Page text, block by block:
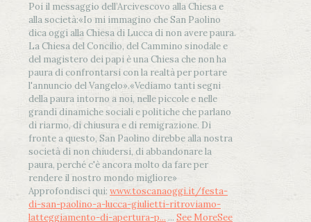
Poi il messaggio dell’Arcivescovo alla Chiesa e
alla società:«Io mi immagino che San Paolino
dica oggi alla Chiesa di Lucca di non avere paura.
La Chiesa del Concilio, del Cammino sinodale e
del magistero dei papi è una Chiesa che non ha
paura di confrontarsi con la realtà per portare
l'annuncio del Vangelo».«Vediamo tanti segni
della paura intorno a noi, nelle piccole e nelle
grandi dinamiche sociali e politiche che parlano
di riarmo, di chiusura e di remigrazione. Di
fronte a questo, San Paolino direbbe alla nostra
società di non chiudersi, di abbandonare la
paura, perché c'è ancora molto da fare per
rendere il nostro mondo migliore»
Approfondisci qui: www.toscanaoggi.it/festa-
di-san-paolino-a-lucca-giulietti-ritroviamo-
latteggiamento-di-apertura-p... ... See MoreSee